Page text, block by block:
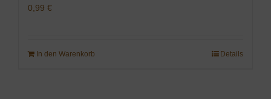
0,99 €
In den Warenkorb Details